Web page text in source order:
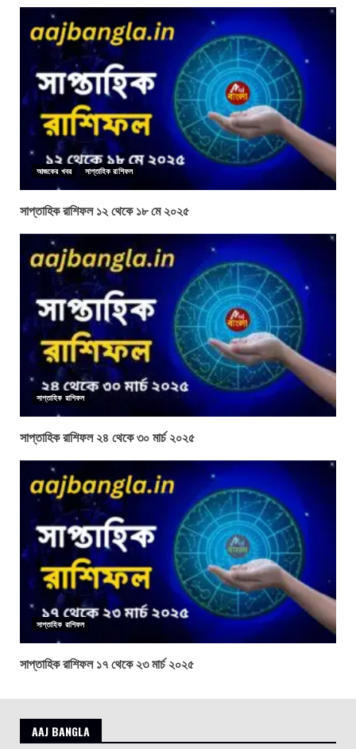
আজকের খবর সাপ্তাহিক রাশিফল
সাপ্তাহিক রাশিফল ১২ থেকে ১৮ মে ২০২৫
সাপ্তাহিক রাশিফল
সাপ্তাহিক রাশিফল ২৪ থেকে ৩০ মার্চ ২০২৫
সাপ্তাহিক রাশিফল
সাপ্তাহিক রাশিফল ১৭ থেকে ২৩ মার্চ ২০২৫
AAJ BANGLA